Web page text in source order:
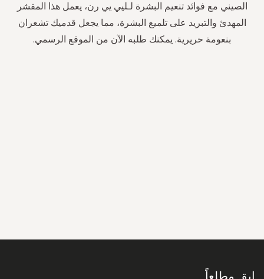
الصيني مع فوائد تنعيم البشرة لـليي يي رن، يعمل هذا المقشر
المهدئ والتبريد على تلميع البشرة، مما يجعل قدميك تشعران
بنعومة حريرية. يمكنك طلبه الآن من الموقع الرسمي.
ابق مطلعاً